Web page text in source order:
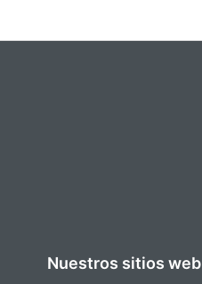
Nuestros sitios web